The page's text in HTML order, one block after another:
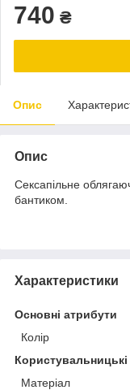
740 ₴
Опис
Опис
Сексапільне
бантиком.
Характеристики
Основні атрибути
Колір
Матеріал